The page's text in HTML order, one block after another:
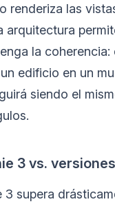
renderiza las
arquitectura
la coherencia:
edificio en un
siendo el
3 vs.
3 supera